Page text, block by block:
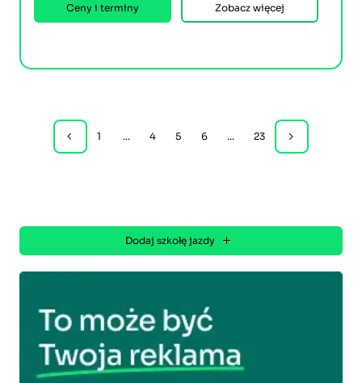
Ceny i terminy Zobacz więcej
1 ... 4 5 6 ... 23
Dodaj szkołę jazdy